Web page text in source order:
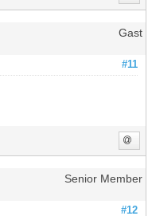
Gast
#11
Senior Member
#12